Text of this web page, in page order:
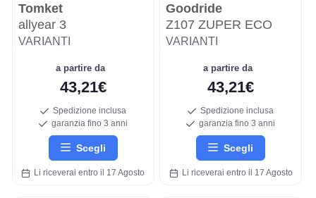
Tomket
allyear 3
VARIANTI
a partire da
43,21€
Spedizione inclusa
garanzia fino 3 anni
Scegli
Li riceverai entro il 17 Agosto
Goodride
Z107 ZUPER ECO
VARIANTI
a partire da
43,21€
Spedizione inclusa
garanzia fino 3 anni
Scegli
Li riceverai entro il 17 Agosto